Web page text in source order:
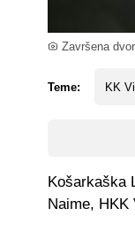
Završena
Teme: KK
Košarkaška
Naime,